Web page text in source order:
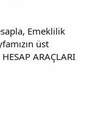
Emeklilik
üst
ARAÇLARI